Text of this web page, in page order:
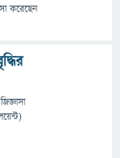
করেছেন
জিজ্ঞাসা